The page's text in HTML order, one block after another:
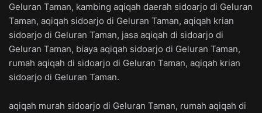
Geluran Taman, kambing aqiqah daerah sidoarjo di Geluran
Taman, aqiqah sidoarjo di Geluran Taman, aqiqah krian
sidoarjo di Geluran Taman, jasa aqiqah di sidoarjo di
Geluran Taman, biaya aqiqah sidoarjo di Geluran Taman,
rumah aqiqah di sidoarjo di Geluran Taman, aqiqah krian
sidoarjo di Geluran Taman.
aqiqah murah sidoarjo di Geluran Taman, rumah aqiqah di